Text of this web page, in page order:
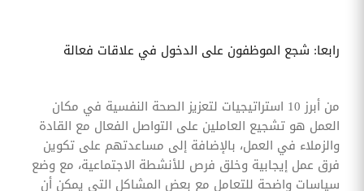
رابعا: شجع الموظفون على الدخول في علاقات فعالة
من أبرز 10 استراتيجيات لتعزيز الصحة النفسية في مكان
العمل هو تشجيع العاملين على التواصل الفعال مع القادة
والزملاء في العمل، بالإضافة إلى مساعدتهم على تكوين
فرق عمل إيجابية وخلق فرص للأنشطة الاجتماعية، مع وضع
سياسات واضحة للتعامل مع بعض المشاكل التي يمكن أن